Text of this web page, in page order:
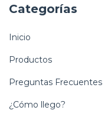
Categorías
Inicio
Productos
Preguntas Frecuentes
¿Cómo llego?